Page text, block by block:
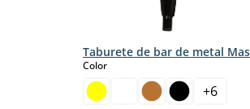
Taburete de bar de metal
Colorselect
+6